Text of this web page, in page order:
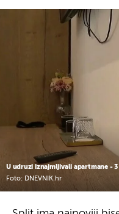
U udruzi iznajmljivali apartmane - 3
Foto: DNEVNIK.hr